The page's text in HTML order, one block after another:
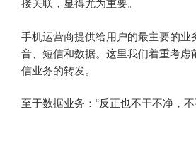
手机运营商提供给用户的最主要的业
音、短信和数据。这里我们着重考虑
信业务的转发。
至于数据业务：“反正也不干不净，